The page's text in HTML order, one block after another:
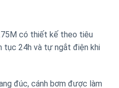
có thiết kế theo tiêu
tục 24h và tự ngắt điện khi
đúc, cánh bơm được làm